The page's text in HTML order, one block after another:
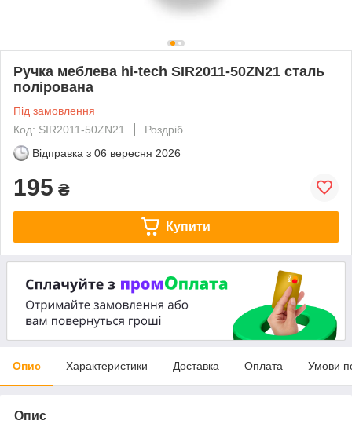
Ручка меблева hi-tech SIR2011-50ZN21 сталь
полірована
Під замовлення
Код: SIR2011-50ZN21
Роздріб
Відправка з 06 вересня 2026
195 ₴
Купити
Опис Характеристики Доставка Оплата Умови
Опис